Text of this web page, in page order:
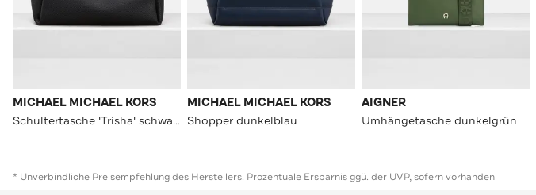
MICHAEL MICHAEL KORS
Schultertasche 'Trisha' schwarz
MICHAEL MICHAEL KORS
Shopper dunkelblau
AIGNER
Umhängetasche dunkelgrün
* Unverbindliche Preisempfehlung des Herstellers. Prozentuale Ersparnis ggü. der UVP, sofern vorhanden